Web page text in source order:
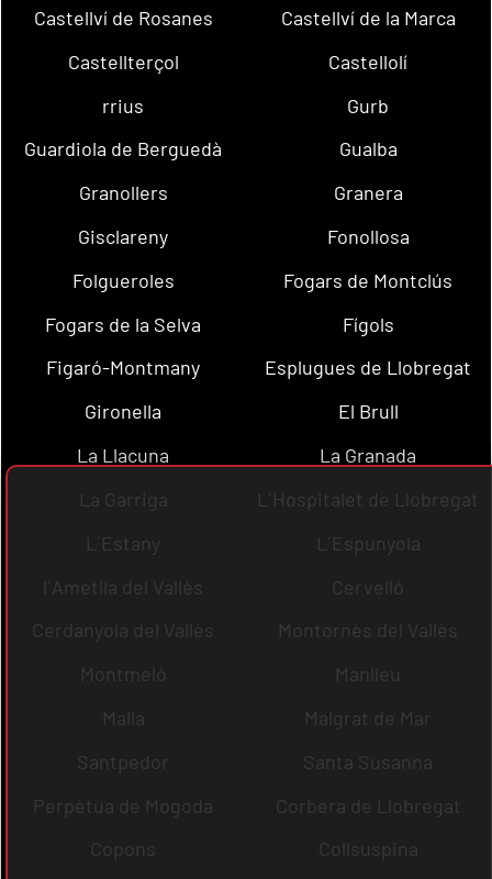
Castellví de Rosanes
Castellví de la Marca
Castellterçol
Castellolí
rrius
Gurb
Guardiola de Berguedà
Gualba
Granollers
Granera
Gisclareny
Fonollosa
Folgueroles
Fogars de Montclús
Fogars de la Selva
Fígols
Figaró-Montmany
Esplugues de Llobregat
Gironella
El Brull
La Llacuna
La Granada
La Garriga
L´Hospitalet de Llobregat
L´Estany
L´Espunyola
l´Ametlla del Vallès
Cervelló
Cerdanyola del Vallès
Montornès del Vallès
Montmeló
Manlleu
Malla
Malgrat de Mar
Santpedor
Santa Susanna
Perpètua de Mogoda
Corbera de Llobregat
Copons
Collsuspina